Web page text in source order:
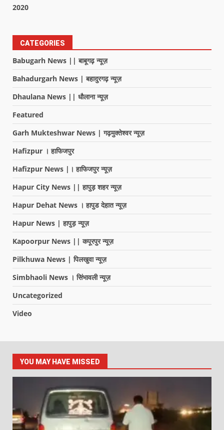
2020
CATEGORIES
Babugarh News || बाबूगढ़ न्यूज़
Bahadurgarh News | बहादुरगढ़ न्यूज़
Dhaulana News || धौलाना न्यूज़
Featured
Garh Mukteshwar News | गढ़मुक्तेश्वर न्यूज़
Hafizpur । हाफिजपुर
Hafizpur News |। हाफिजपुर न्यूज़
Hapur City News || हापुड़ शहर न्यूज़
Hapur Dehat News । हापुड देहात न्यूज़
Hapur News | हापुड़ न्यूज़
Kapoorpur News || कपूरपुर न्यूज़
Pilkhuwa News | पिलखुवा न्यूज़
Simbhaoli News । सिंभावली न्यूज़
Uncategorized
Video
YOU MAY HAVE MISSED